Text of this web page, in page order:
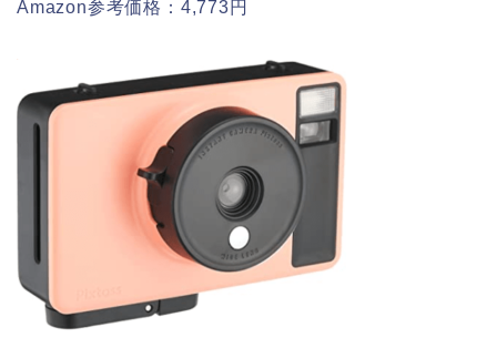
Amazon参考価格：4,773円